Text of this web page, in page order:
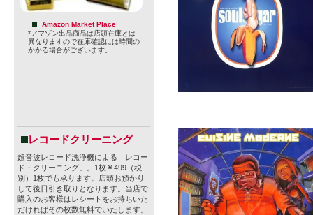
Amazon Market Place
*アマゾン出品商品は店頭在庫とは
異なりますので在庫確認には時間の
かかる場合がございます。
レコードクリーニング
超音波レコード洗浄機による「レコー
ド・クリーニング」。1枚￥499（税
別）1枚でも承ります。店頭お預かり
して後日引き取りとなります。当店で
購入のお客様はレシートをお持ちいた
だければその枚数無料でいたします。